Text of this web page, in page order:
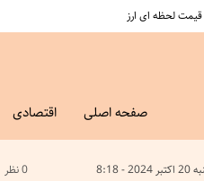
قیمت لحظه ای ارز
صفحه اصلی اقتصادی
8:18 0 نظر